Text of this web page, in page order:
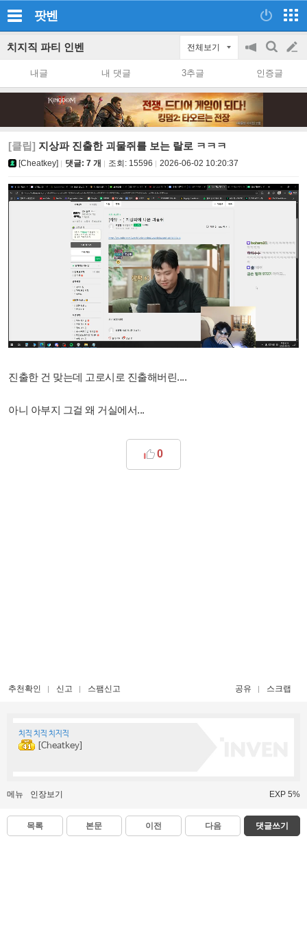
팟벤
치지직 파티 인벤 전체보기
공
on/off
검
색
글
쓰
내글 내 댓글 3추글 인증글
[클립] 지상파 진출한 괴물쥐를 보는 랄로 ㅋㅋㅋ
[Cheatkey] 댓글: 7 개 조회: 15596 2026-06-02 10:20:37
진출한 건 맞는데 고로시로 진출해버린....
아니 아부지 그걸 왜 거실에서...
0
추천확인 신고 스팸신고 공유 스크랩
치직 치직 치지직
[Cheatkey]
메뉴 인장보기 EXP 5%
목록 본문 이전 다음 댓글쓰기